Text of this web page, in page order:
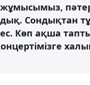
жұмысымыз,
Сондықтан
Көп ақша